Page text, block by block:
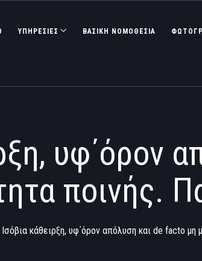
ΥΠΗΡΕΣΙΕΣ ΒΑΣΙΚΉ ΝΟΜΟΘΕΣΊΑ
υφ΄όρον
ποινής.
Ισόβια κάθειρξη, υφ΄όρον απόλυση και de facto